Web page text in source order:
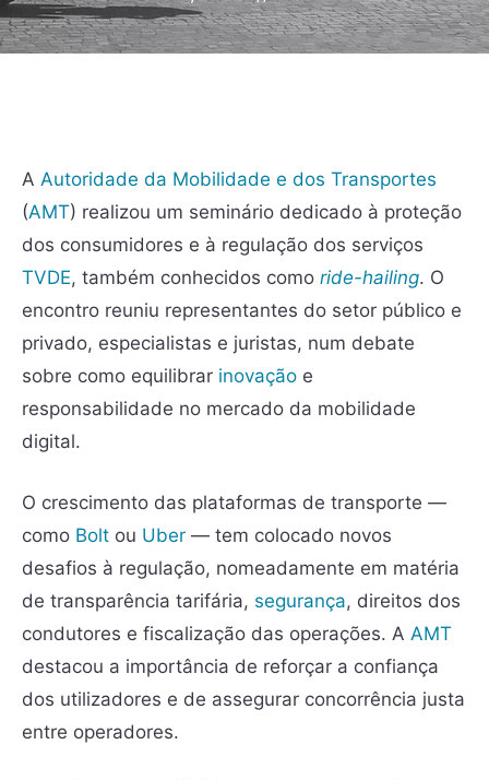
A Autoridade da Mobilidade e dos Transportes
(AMT) realizou um seminário dedicado à proteção
dos consumidores e à regulação dos serviços
TVDE, também conhecidos como ride-hailing. O
encontro reuniu representantes do setor público e
privado, especialistas e juristas, num debate
sobre como equilibrar inovação e
responsabilidade no mercado da mobilidade
digital.
O crescimento das plataformas de transporte —
como Bolt ou Uber — tem colocado novos
desafios à regulação, nomeadamente em matéria
de transparência tarifária, segurança, direitos dos
condutores e fiscalização das operações. A AMT
destacou a importância de reforçar a confiança
dos utilizadores e de assegurar concorrência justa
entre operadores.